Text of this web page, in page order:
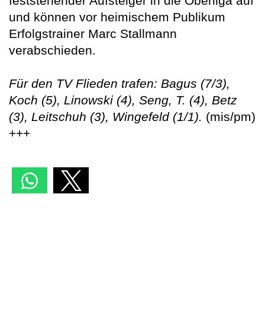
und können vor heimischem Publikum
Erfolgstrainer Marc Stallmann
verabschieden.
Für den TV Flieden trafen: Bagus (7/3),
Koch (5), Linowski (4), Seng, T. (4), Betz
(3), Leitschuh (3), Wingefeld (1/1). (mis/pm)
+++